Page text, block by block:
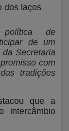
dos laços
política de
de um
Secretaria
com
tradições
que a
intercâmbio